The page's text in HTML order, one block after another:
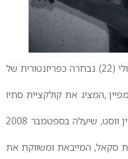
הסופר מודל הבינלאומית , נטשה פולי (22) נבחרה כפריזנטורית של
,המציג את קולקציית סתיו
במסגרת הקמפיין הבינלאומי של ניין ווסט, שיעלה בספטמבר 2008
סקאל, המייבאת ומשווקת את